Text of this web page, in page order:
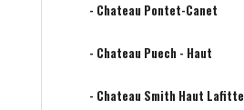
- Chateau Pontet-Canet
- Chateau Puech - Haut
- Chateau Smith Haut Lafitte